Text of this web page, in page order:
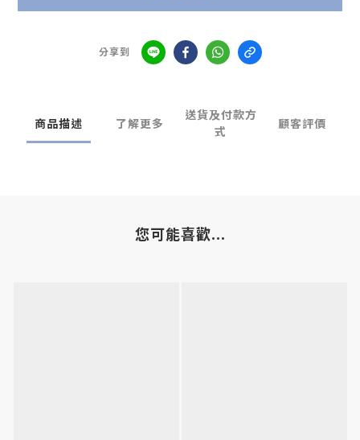
分享到
商品描述 了解更多
送貨及付款方
式
顧客評價
您可能喜歡...